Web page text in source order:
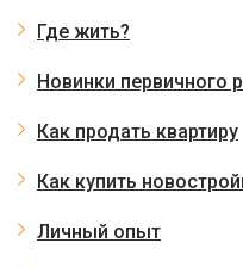
Где жить?
Новинки первичного
Как продать квартиру
Как купить
Личный опыт